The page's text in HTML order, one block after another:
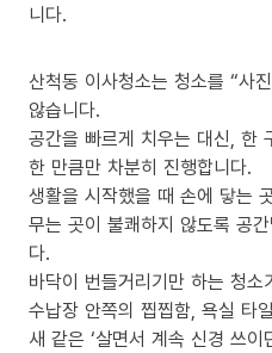
니다.
산척동 이사청소는 청소를 “사
않습니다.
공간을 빠르게 치우는 대신, 한
한 만큼만 차분히 진행합니다.
생활을 시작했을 때 손에 닿는
무는 곳이 불쾌하지 않도록 공
다.
바닥이 번들거리기만 하는 청
수납장 안쪽의 찝찝함, 욕실 타
새 같은 ‘살면서 계속 신경 쓰